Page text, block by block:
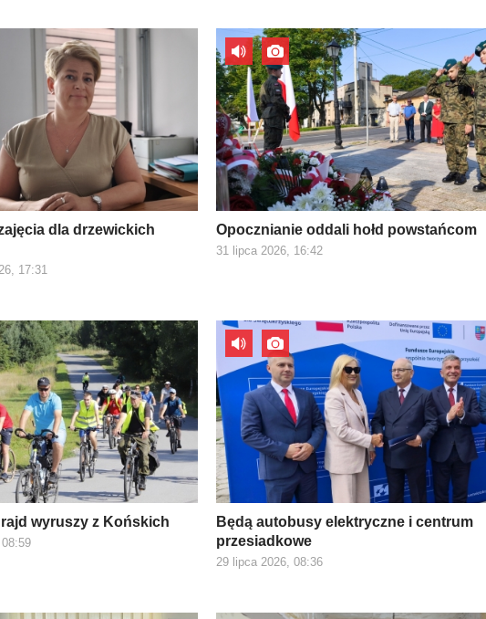
dla drzewickich
17:31
Opocznianie oddali hołd powstańcom
31 lipca 2026, 16:42
wyruszy z Końskich
Będą autobusy elektryczne i centrum
przesiadkowe
29 lipca 2026, 08:36